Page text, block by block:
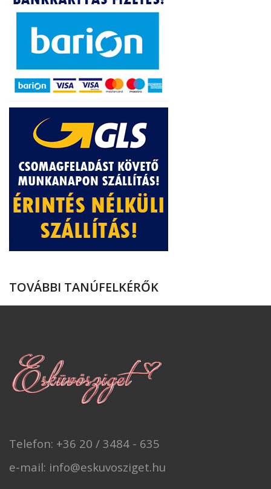
TOVÁBBI TANÚFELKÉRŐK
Telefon: +36 20 / 3484 - 635
e-mail: info@eskuvosziget.hu